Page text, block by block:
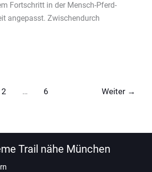
Fortschritt in der Mensch-Pferd-
angepasst. Zwischendurch
2 … 6 Weiter →
Trail nähe München